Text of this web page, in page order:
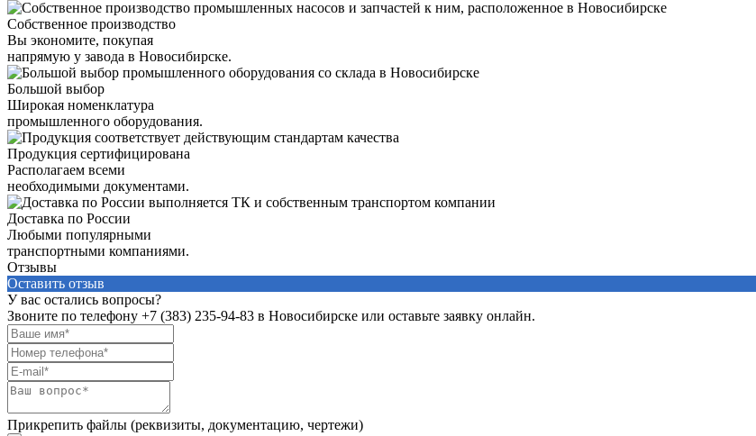
Собственное производство
Вы экономите, покупая
напрямую у завода в Новосибирске.
Большой выбор
Широкая номенклатура
промышленного оборудования.
Продукция сертифицирована
Располагаем всеми
необходимыми документами.
Доставка по России
Любыми популярными
транспортными компаниями.
Отзывы
Оставить отзыв
У вас остались вопросы?
Звоните по телефону +7 (383) 235-94-83 в Новосибирске или оставьте заявку онлайн.
Прикрепить файлы (реквизиты, документацию, чертежи)